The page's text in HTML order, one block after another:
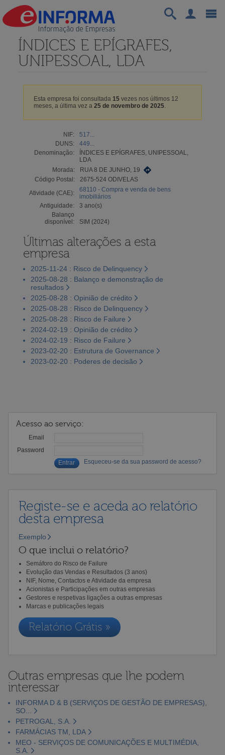
ÍNDICES E EPÍGRAFES,
UNIPESSOAL, LDA
Esta empresa foi consultada 15vezes nos últimos 12
meses, a última vez a 25 de novembro de 2025.
NIF:
517...
DUNS:
449...
Denominação:
ÍNDICES E EPÍGRAFES, UNIPESSOAL,
LDA
Morada:
RUA 8 DE JUNHO, 19
Código Postal:
2675-524 ODIVELAS
Atividade (CAE):
68110 - Compra e venda de bens
imobiliários
Antiguidade:
3 ano(s)
Balanço
disponível:
SIM (2024)
Últimas alterações a esta
empresa
2025-11-24 : Risco de Delinquency
2025-08-28 : Balanço e demonstração de
resultados
2025-08-28 : Opinião de crédito
2025-08-28 : Risco de Delinquency
2025-08-28 : Risco de Failure
2024-02-19 : Opinião de crédito
2024-02-19 : Risco de Failure
2023-02-20 : Estrutura de Governance
2023-02-20 : Poderes de decisão
Acesso ao serviço:
Email
Password
Esqueceu-se da sua password de acesso?
Registe-se e aceda ao relatório
desta empresa
Exemplo
O que inclui o relatório?
Semáforo do Risco de Failure
Evolução das Vendas e Resultados (3 anos)
NIF, Nome, Contactos e Atividade da empresa
Acionistas e Participações em outras empresas
Gestores e respetivas ligações a outras empresas
Marcas e publicações legais
Relatório Grátis »
Outras empresas que lhe podem
interessar
INFORMA D & B (SERVIÇOS DE GESTÃO DE EMPRESAS),
SO...
PETROGAL, S.A.
FARMÁCIAS TM, LDA
MEO - SERVIÇOS DE COMUNICAÇÕES E MULTIMÉDIA,
S.A.